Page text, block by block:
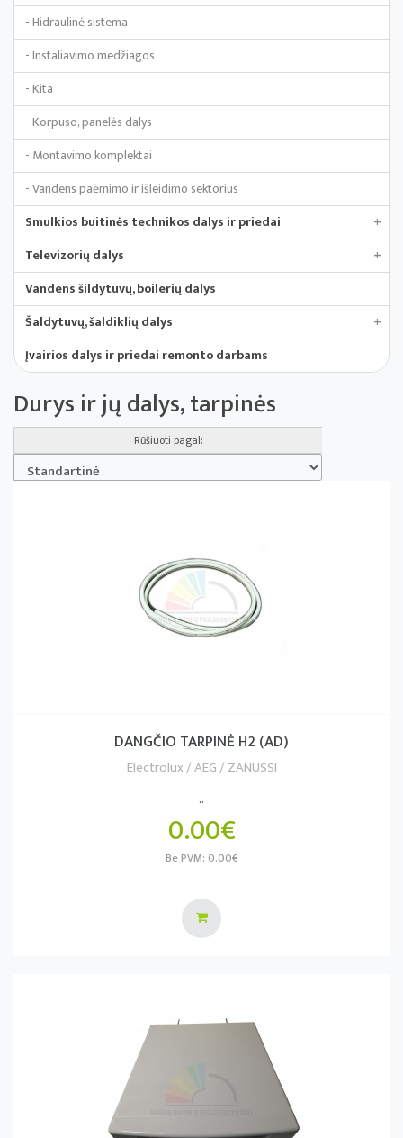
- Hidraulinė sistema
- Instaliavimo medžiagos
- Kita
- Korpuso, panelės dalys
- Montavimo komplektai
- Vandens paėmimo ir išleidimo sektorius
Smulkios buitinės technikos dalys ir priedai
+
Televizorių dalys
+
Vandens šildytuvų, boilerių dalys
Šaldytuvų, šaldiklių dalys
+
Įvairios dalys ir priedai remonto darbams
Durys ir jų dalys, tarpinės
Rūšiuoti pagal:
DANGČIO TARPINĖ H2 (AD)
Electrolux / AEG / ZANUSSI
..
0.00€
Be PVM: 0.00€